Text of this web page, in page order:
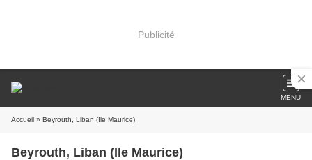
Publicité
MENU
Accueil » Beyrouth, Liban (Ile Maurice)
Beyrouth, Liban (Ile Maurice)